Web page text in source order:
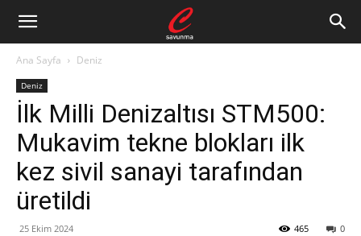
Ana Sayfa Deniz
Deniz
İlk Milli Denizaltısı STM500:
Mukavim tekne blokları ilk
kez sivil sanayi tarafından
üretildi
25 Ekim 2024 0
465